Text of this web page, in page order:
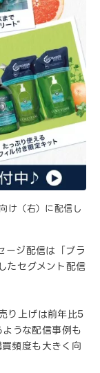
け（右）に配信し
ージ配信は「ブラ
たセグメント配信
り上げは前年比5
うな配信事例も
頻度も大きく向